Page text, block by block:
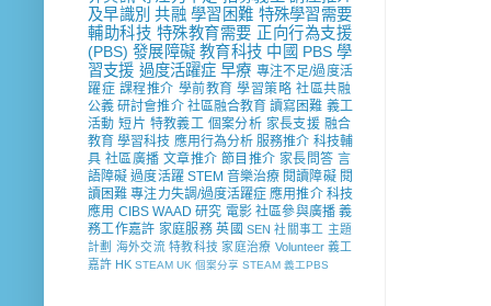
及早識別 共融 學習困難 特殊學習需要
輔助科技 特殊教育需要 正向行為支援
(PBS) 發展障礙 教育科技 中國 PBS 學
習支援 過度活躍症 早療 專注不足/過度活
躍症 課程推介 學前教育 學習策略 社區共融
公義 研討會推介 社區融合教育 讀寫困難 義工
活動 短片 特教義工 個案分析 家長支援 融合
教育 學習科技 應用行為分析 服務推介 科技輔
具 社區廣播 文章推介 節目推介 家長問答 言
語障礙 過度活躍 STEM 音樂治療 閱讀障礙 閱
讀困難 專注力失調/過度活躍症 應用推介 科技
應用 CIBS WAAD 研究 電影 社區參與廣播 義
務工作嘉許 家庭服務 英國 SEN 社關事工 主題
計劃 海外交流 特教科技 家庭治療 Volunteer 義工
嘉許 HK STEAM UK 個案分享 STEAM 義工PBS